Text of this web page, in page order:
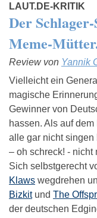
LAUT.DE-KRITIK
Der
Meme-
Review von Yannik
Vielleicht ein
magische
Gewinner von
hassen. Als auf
alle gar nicht singen
– oh schreck! -
Sich selbstgerecht
Klaws wegdrehen
Bizkitund The
der deutschen